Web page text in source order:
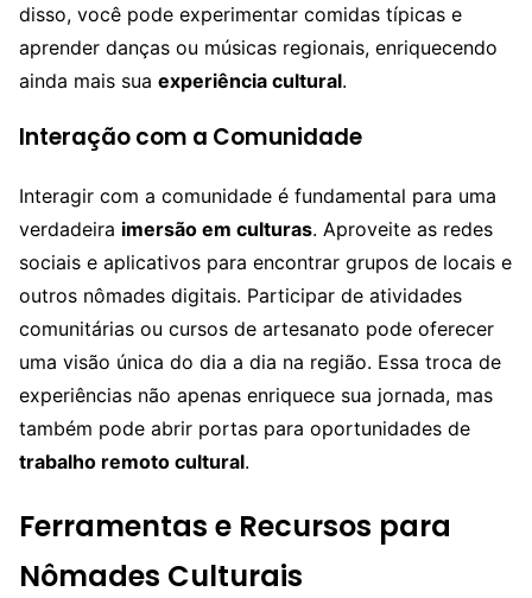
disso, você pode experimentar comidas típicas e
aprender danças ou músicas regionais, enriquecendo
ainda mais sua experiência cultural.
Interação com a Comunidade
Interagir com a comunidade é fundamental para uma
verdadeira imersão em culturas. Aproveite as redes
sociais e aplicativos para encontrar grupos de locais e
outros nômades digitais. Participar de atividades
comunitárias ou cursos de artesanato pode oferecer
uma visão única do dia a dia na região. Essa troca de
experiências não apenas enriquece sua jornada, mas
também pode abrir portas para oportunidades de
trabalho remoto cultural.
Ferramentas e Recursos para
Nômades Culturais